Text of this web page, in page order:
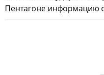
Пентагоне информацию